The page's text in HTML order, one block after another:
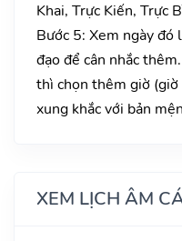
Khai, Trực Kiến, Trực
Bước 5: Xem ngày đó
đạo để cân nhắc
thì chọn thêm giờ (giờ
xung khắc với bản
XEM LỊCH ÂM